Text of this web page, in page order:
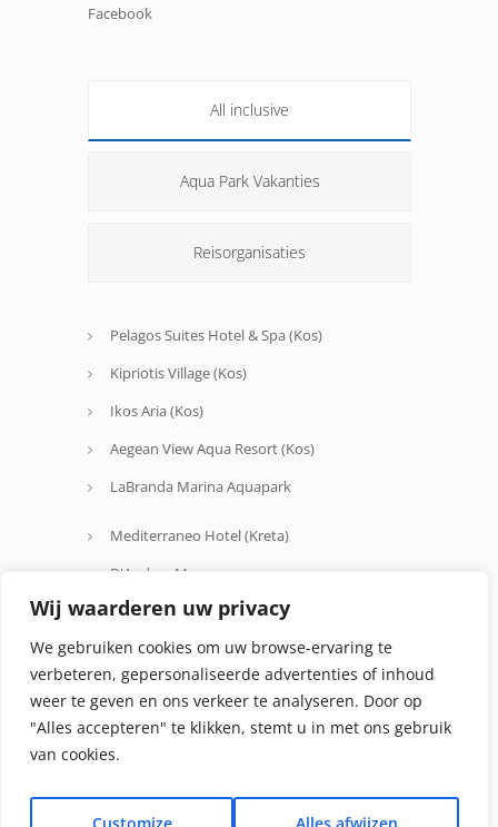
Wij waarderen uw privacy
We gebruiken cookies om uw browse-ervaring te
verbeteren, gepersonaliseerde advertenties of inhoud
weer te geven en ons verkeer te analyseren. Door op
"Alles accepteren" te klikken, stemt u in met ons gebruik
van cookies.
Facebook
All inclusive
Aqua Park Vakanties
Reisorganisaties
Pelagos Suites Hotel & Spa (Kos)
Kipriotis Village (Kos)
Ikos Aria (Kos)
Aegean View Aqua Resort (Kos)
LaBranda Marina Aquapark
Mediterraneo Hotel (Kreta)
D'Andrea Mare
Avra Beach
Oceanis Hotel